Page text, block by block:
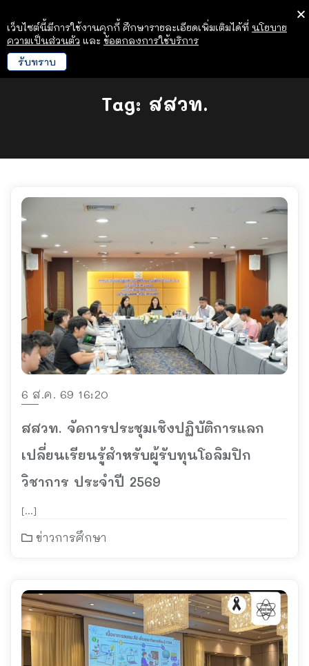
Tag: สสวท.
6 ส.ค. 69 16:20
สสวท. จัดการประชุมเชิงปฏิบัติการแลก
เปลี่ยนเรียนรู้สำหรับผู้รับทุนโอลิมปิก
วิชาการ ประจำปี 2569
[…]
ข่าวการศึกษา
เว็บไซต์นี้มีการใช้งานคุกกี้ ศึกษารายละเอียดเพิ่มเติมได้ที่ นโยบาย
ความเป็นส่วนตัว และ ข้อตกลงการใช้บริการ
รับทราบ